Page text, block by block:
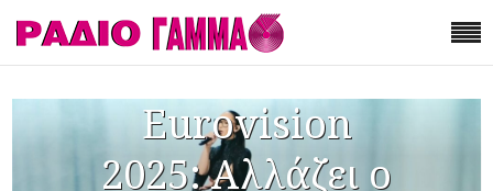
Eurovision
2025: Αλλάζει ο